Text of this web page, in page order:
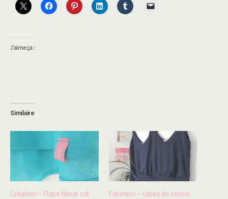
J’aime ça :
Similaire
Création – Robe bleue col
Création – robes de soirée